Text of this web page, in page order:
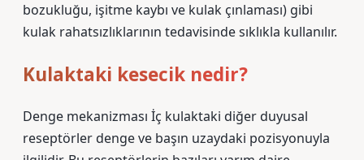
bozukluğu, işitme kaybı ve kulak çınlaması) gibi
kulak rahatsızlıklarının tedavisinde sıklıkla kullanılır.
Kulaktaki kesecik nedir?
Denge mekanizması İç kulaktaki diğer duyusal
reseptörler denge ve başın uzaydaki pozisyonuyla